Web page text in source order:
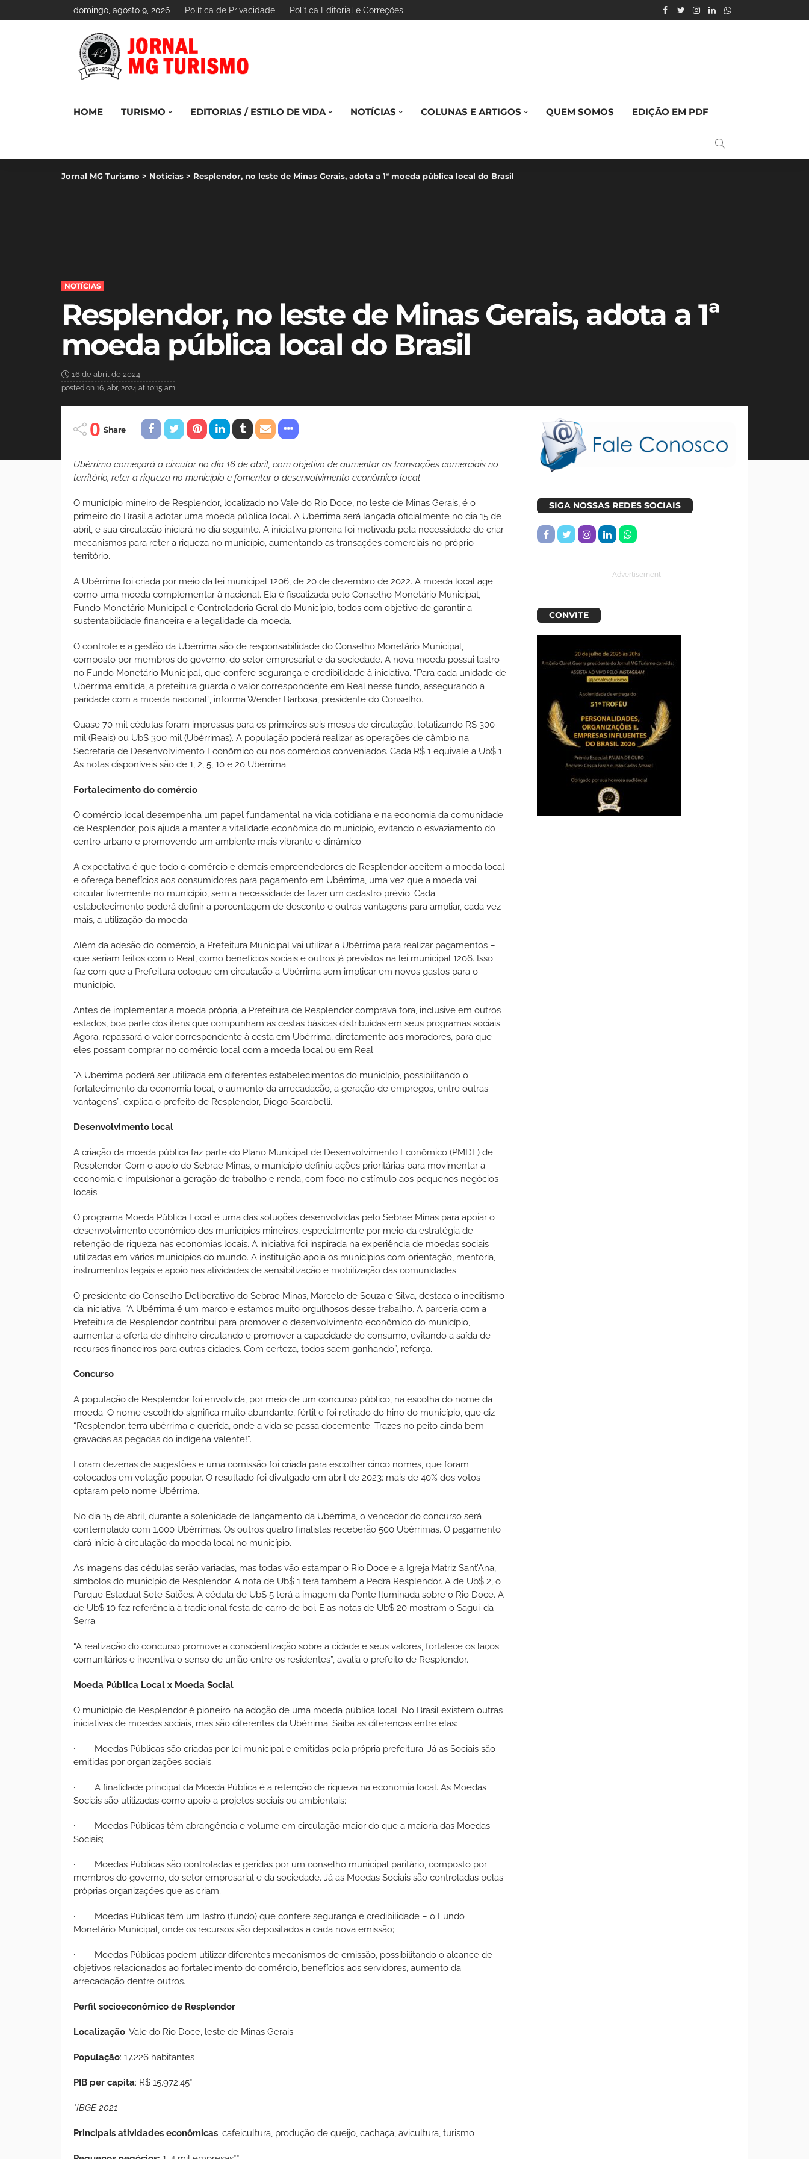
domingo, agosto 9, 2026 Política de Privacidade Política Editorial e Correções
HOME TURISMO EDITORIAS / ESTILO DE VIDA NOTÍCIAS COLUNAS E ARTIGOS QUEM SOMOS EDIÇÃO EM PDF
Jornal MG Turismo > Notícias > Resplendor, no leste de Minas Gerais, adota a 1ª moeda pública local do Brasil
NOTÍCIAS
Resplendor, no leste de Minas Gerais, adota a 1ª
moeda pública local do Brasil
16 de abril de 2024
posted on 16, abr, 2024 at 10:15 am
0 Share
Ubérrima começará a circular no dia 16 de abril, com objetivo de aumentar as transações comerciais no
território, reter a riqueza no município e fomentar o desenvolvimento econômico local
O município mineiro de Resplendor, localizado no Vale do Rio Doce, no leste de Minas Gerais, é o
primeiro do Brasil a adotar uma moeda pública local. A Ubérrima será lançada oficialmente no dia 15 de
abril, e sua circulação iniciará no dia seguinte. A iniciativa pioneira foi motivada pela necessidade de criar
mecanismos para reter a riqueza no município, aumentando as transações comerciais no próprio
território.
A Ubérrima foi criada por meio da lei municipal 1206, de 20 de dezembro de 2022. A moeda local age
como uma moeda complementar à nacional. Ela é fiscalizada pelo Conselho Monetário Municipal,
Fundo Monetário Municipal e Controladoria Geral do Município, todos com objetivo de garantir a
sustentabilidade financeira e a legalidade da moeda.
O controle e a gestão da Ubérrima são de responsabilidade do Conselho Monetário Municipal,
composto por membros do governo, do setor empresarial e da sociedade. A nova moeda possui lastro
no Fundo Monetário Municipal, que confere segurança e credibilidade à iniciativa. “Para cada unidade de
Ubérrima emitida, a prefeitura guarda o valor correspondente em Real nesse fundo, assegurando a
paridade com a moeda nacional”, informa Wender Barbosa, presidente do Conselho.
Quase 70 mil cédulas foram impressas para os primeiros seis meses de circulação, totalizando R$ 300
mil (Reais) ou Ub$ 300 mil (Ubérrimas). A população poderá realizar as operações de câmbio na
Secretaria de Desenvolvimento Econômico ou nos comércios conveniados. Cada R$ 1 equivale a Ub$ 1.
As notas disponíveis são de 1, 2, 5, 10 e 20 Ubérrima.
Fortalecimento do comércio
O comércio local desempenha um papel fundamental na vida cotidiana e na economia da comunidade
de Resplendor, pois ajuda a manter a vitalidade econômica do município, evitando o esvaziamento do
centro urbano e promovendo um ambiente mais vibrante e dinâmico.
A expectativa é que todo o comércio e demais empreendedores de Resplendor aceitem a moeda local
e ofereça benefícios aos consumidores para pagamento em Ubérrima, uma vez que a moeda vai
circular livremente no município, sem a necessidade de fazer um cadastro prévio. Cada
estabelecimento poderá definir a porcentagem de desconto e outras vantagens para ampliar, cada vez
mais, a utilização da moeda.
Além da adesão do comércio, a Prefeitura Municipal vai utilizar a Ubérrima para realizar pagamentos –
que seriam feitos com o Real, como benefícios sociais e outros já previstos na lei municipal 1206. Isso
faz com que a Prefeitura coloque em circulação a Ubérrima sem implicar em novos gastos para o
município.
Antes de implementar a moeda própria, a Prefeitura de Resplendor comprava fora, inclusive em outros
estados, boa parte dos itens que compunham as cestas básicas distribuídas em seus programas sociais.
Agora, repassará o valor correspondente à cesta em Ubérrima, diretamente aos moradores, para que
eles possam comprar no comércio local com a moeda local ou em Real.
“A Ubérrima poderá ser utilizada em diferentes estabelecimentos do município, possibilitando o
fortalecimento da economia local, o aumento da arrecadação, a geração de empregos, entre outras
vantagens”, explica o prefeito de Resplendor, Diogo Scarabelli.
Desenvolvimento local
A criação da moeda pública faz parte do Plano Municipal de Desenvolvimento Econômico (PMDE) de
Resplendor. Com o apoio do Sebrae Minas, o município definiu ações prioritárias para movimentar a
economia e impulsionar a geração de trabalho e renda, com foco no estímulo aos pequenos negócios
locais.
O programa Moeda Pública Local é uma das soluções desenvolvidas pelo Sebrae Minas para apoiar o
desenvolvimento econômico dos municípios mineiros, especialmente por meio da estratégia de
retenção de riqueza nas economias locais. A iniciativa foi inspirada na experiência de moedas sociais
utilizadas em vários municípios do mundo. A instituição apoia os municípios com orientação, mentoria,
instrumentos legais e apoio nas atividades de sensibilização e mobilização das comunidades.
O presidente do Conselho Deliberativo do Sebrae Minas, Marcelo de Souza e Silva, destaca o ineditismo
da iniciativa. “A Ubérrima é um marco e estamos muito orgulhosos desse trabalho. A parceria com a
Prefeitura de Resplendor contribui para promover o desenvolvimento econômico do município,
aumentar a oferta de dinheiro circulando e promover a capacidade de consumo, evitando a saída de
recursos financeiros para outras cidades. Com certeza, todos saem ganhando”, reforça.
Concurso
A população de Resplendor foi envolvida, por meio de um concurso público, na escolha do nome da
moeda. O nome escolhido significa muito abundante, fértil e foi retirado do hino do município, que diz
“Resplendor, terra ubérrima e querida, onde a vida se passa docemente. Trazes no peito ainda bem
gravadas as pegadas do indígena valente!”.
Foram dezenas de sugestões e uma comissão foi criada para escolher cinco nomes, que foram
colocados em votação popular. O resultado foi divulgado em abril de 2023: mais de 40% dos votos
optaram pelo nome Ubérrima.
No dia 15 de abril, durante a solenidade de lançamento da Ubérrima, o vencedor do concurso será
contemplado com 1.000 Ubérrimas. Os outros quatro finalistas receberão 500 Ubérrimas. O pagamento
dará início à circulação da moeda local no município.
As imagens das cédulas serão variadas, mas todas vão estampar o Rio Doce e a Igreja Matriz Sant’Ana,
símbolos do município de Resplendor. A nota de Ub$ 1 terá também a Pedra Resplendor. A de Ub$ 2, o
Parque Estadual Sete Salões. A cédula de Ub$ 5 terá a imagem da Ponte Iluminada sobre o Rio Doce. A
de Ub$ 10 faz referência à tradicional festa de carro de boi. E as notas de Ub$ 20 mostram o Sagui-da-
Serra.
“A realização do concurso promove a conscientização sobre a cidade e seus valores, fortalece os laços
comunitários e incentiva o senso de união entre os residentes”, avalia o prefeito de Resplendor.
Moeda Pública Local x Moeda Social
O município de Resplendor é pioneiro na adoção de uma moeda pública local. No Brasil existem outras
iniciativas de moedas sociais, mas são diferentes da Ubérrima. Saiba as diferenças entre elas:
· Moedas Públicas são criadas por lei municipal e emitidas pela própria prefeitura. Já as Sociais são
emitidas por organizações sociais;
· A finalidade principal da Moeda Pública é a retenção de riqueza na economia local. As Moedas
Sociais são utilizadas como apoio a projetos sociais ou ambientais;
· Moedas Públicas têm abrangência e volume em circulação maior do que a maioria das Moedas
Sociais;
· Moedas Públicas são controladas e geridas por um conselho municipal paritário, composto por
membros do governo, do setor empresarial e da sociedade. Já as Moedas Sociais são controladas pelas
próprias organizações que as criam;
· Moedas Públicas têm um lastro (fundo) que confere segurança e credibilidade – o Fundo
Monetário Municipal, onde os recursos são depositados a cada nova emissão;
· Moedas Públicas podem utilizar diferentes mecanismos de emissão, possibilitando o alcance de
objetivos relacionados ao fortalecimento do comércio, benefícios aos servidores, aumento da
arrecadação dentre outros.
Perfil socioeconômico de Resplendor
Localização: Vale do Rio Doce, leste de Minas Gerais
População: 17.226 habitantes
PIB per capita: R$ 15.972,45*
*IBGE 2021
Principais atividades econômicas: cafeicultura, produção de queijo, cachaça, avicultura, turismo
SIGA NOSSAS REDES SOCIAIS
- Advertisement -
CONVITE